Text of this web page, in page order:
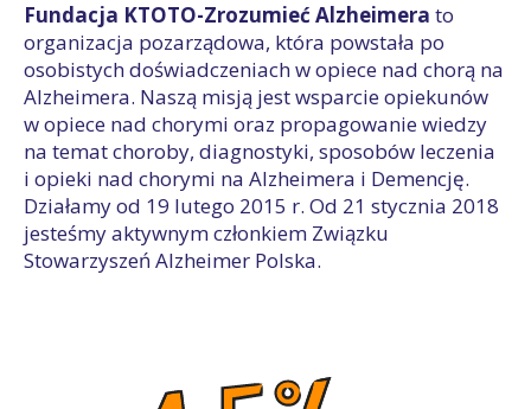
Fundacja KTOTO-Zrozumieć Alzheimera to
organizacja pozarządowa, która powstała po
osobistych doświadczeniach w opiece nad chorą na
Alzheimera. Naszą misją jest wsparcie opiekunów
w opiece nad chorymi oraz propagowanie wiedzy
na temat choroby, diagnostyki, sposobów leczenia
i opieki nad chorymi na Alzheimera i Demencję.
Działamy od 19 lutego 2015 r. Od 21 stycznia 2018
jesteśmy aktywnym członkiem Związku
Stowarzyszeń Alzheimer Polska.